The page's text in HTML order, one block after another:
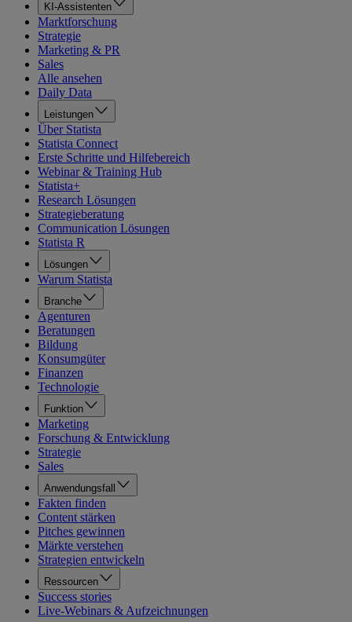
KI-Assistenten
Marktforschung
Strategie
Marketing & PR
Sales
Alle ansehen
Daily Data
Leistungen
Über Statista
Statista Connect
Erste Schritte und Hilfebereich
Webinar & Training Hub
Statista+
Research Lösungen
Strategieberatung
Communication Lösungen
Statista R
Lösungen
Warum Statista
Branche
Agenturen
Beratungen
Bildung
Konsumgüter
Finanzen
Technologie
Funktion
Marketing
Forschung & Entwicklung
Strategie
Sales
Anwendungsfall
Fakten finden
Content stärken
Pitches gewinnen
Märkte verstehen
Strategien entwickeln
Ressourcen
Success stories
Live-Webinars & Aufzeichnungen